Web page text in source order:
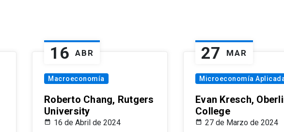
16 ABR
Macroeconomía
Roberto Chang, Rutgers
University
16 de Abril de 2024
27 MAR
Microeconomía
Evan Kresch,
College
27 de Marzo de 2024